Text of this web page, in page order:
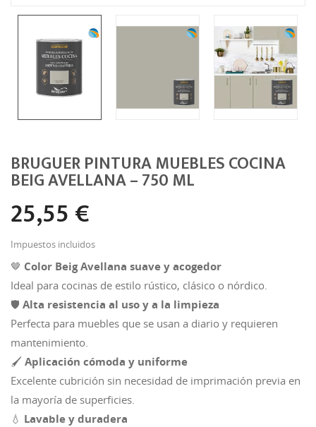
BRUGUER PINTURA MUEBLES COCINA
BEIG AVELLANA – 750 ML
25,55 €
Impuestos incluidos
🤎 Color Beig Avellana suave y acogedor
Ideal para cocinas de estilo rústico, clásico o nórdico.
🛡️ Alta resistencia al uso y a la limpieza
Perfecta para muebles que se usan a diario y requieren
mantenimiento.
🖌️ Aplicación cómoda y uniforme
Excelente cubrición sin necesidad de imprimación previa en
la mayoría de superficies.
💧 Lavable y duradera